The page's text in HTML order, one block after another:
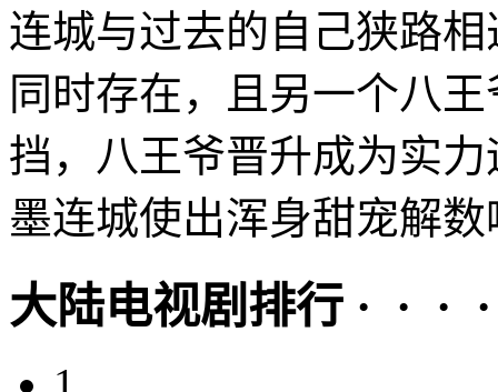
连城与过去的自己狭路
同时存在，且另一个八
挡，八王爷晋升成为实
墨连城使出浑身甜宠解
大陆电视剧排行 · · ·